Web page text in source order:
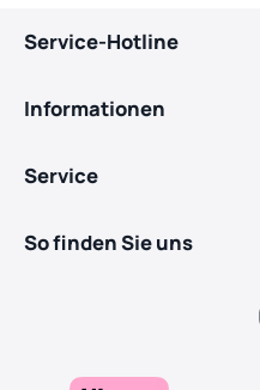
Service-Hotline
Informationen
Service
So finden Sie uns